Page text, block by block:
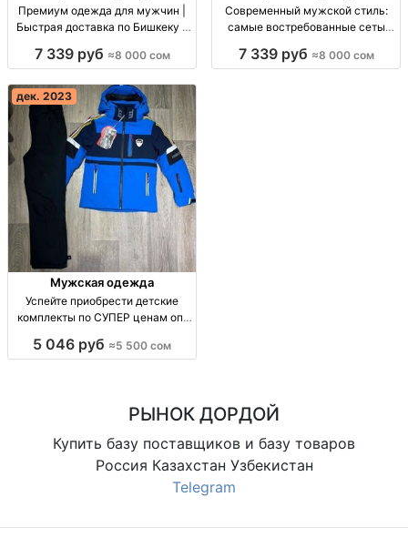
Премиум одежда для мужчин |
Быстрая доставка по Бишкеку и
одежда для мужчин, доставка по
7 339 руб ≈8 000 сом
Современный мужской стиль:
самые востребованные сеты
Матовая текстура, Haki и
7 339 руб ≈8 000 сом
дек. 2023
Мужская одежда
Успейте приобрести детские
комплекты по СУПЕР ценам опт
5 046 руб ≈5 500 сом
РЫНОК ДОРДОЙ
Купить базу поставщиков и базу товаров
Россия Казахстан Узбекистан
Telegram